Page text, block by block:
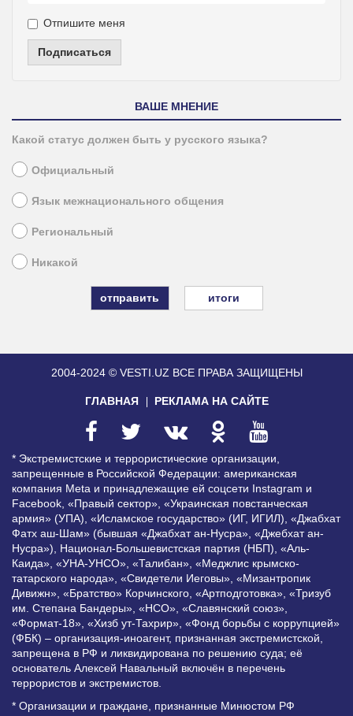
Отпишите меня
Подписаться
ВАШЕ МНЕНИЕ
Какой статус должен быть у русского языка?
Официальный
Язык межнационального общения
Региональный
Никакой
итоги
2004-2024 © VESTI.UZ ВСЕ ПРАВА ЗАЩИЩЕНЫ
ГЛАВНАЯ РЕКЛАМА НА САЙТЕ
* Экстремистские и террористические организации,
запрещенные в Российской Федерации: американская
компания Meta и принадлежащие ей соцсети Instagram и
Facebook, «Правый сектор», «Украинская повстанческая
армия» (УПА), «Исламское государство» (ИГ, ИГИЛ), «Джабхат
Фатх аш-Шам» (бывшая «Джабхат ан-Нусра», «Джебхат ан-
Нусра»), Национал-Большевистская партия (НБП), «Аль-
Каида», «УНА-УНСО», «Талибан», «Меджлис крымско-
татарского народа», «Свидетели Иеговы», «Мизантропик
Дивижн», «Братство» Корчинского, «Артподготовка», «Тризуб
им. Степана Бандеры», «НСО», «Славянский союз»,
«Формат-18», «Хизб ут-Тахрир», «Фонд борьбы с коррупцией»
(ФБК) – организация-иноагент, признанная экстремистской,
запрещена в РФ и ликвидирована по решению суда; её
основатель Алексей Навальный включён в перечень
террористов и экстремистов.
* Организации и граждане, признанные Минюстом РФ